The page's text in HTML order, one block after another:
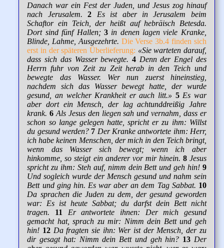
Danach war ein Fest der Juden, und Jesus zog hinauf
nach Jerusalem.
2
Es ist aber in Jerusalem beim
Schaftor ein Teich, der heißt auf hebräisch Betesda.
Dort sind fünf Hallen; 3 in denen lagen viele Kranke,
Blinde, Lahme, Ausgezehrte. Die Verse 3b.4 finden sich
erst in der späteren Überlieferung: «Sie warteten darauf,
dass sich das Wasser bewegte. 4 Denn der Engel des
Herrn fuhr von Zeit zu Zeit herab in den Teich und
bewegte das Wasser. Wer nun zuerst hineinstieg,
nachdem sich das Wasser bewegt hatte, der wurde
gesund, an welcher Krankheit er auch litt.» 5 Es war
aber dort ein Mensch, der lag achtunddreißig Jahre
krank. 6 Als Jesus den liegen sah und vernahm, dass er
schon so lange gelegen hatte, spricht er zu ihm: Willst
du gesund werden? 7 Der Kranke antwortete ihm: Herr,
ich habe keinen Menschen, der mich in den Teich bringt,
wenn das Wasser sich bewegt; wenn ich aber
hinkomme, so steigt ein anderer vor mir hinein. 8 Jesus
spricht zu ihm: Steh auf, nimm dein Bett und geh hin! 9
Und sogleich wurde der Mensch gesund und nahm sein
Bett und ging hin. Es war aber an dem Tag Sabbat. 10
Da sprachen die Juden zu dem, der gesund geworden
war: Es ist heute Sabbat; du darfst dein Bett nicht
tragen.
11
Er antwortete ihnen: Der mich gesund
gemacht hat, sprach zu mir: Nimm dein Bett und geh
hin! 12 Da fragten sie ihn: Wer ist der Mensch, der zu
dir gesagt hat: Nimm dein Bett und geh hin? 13 Der